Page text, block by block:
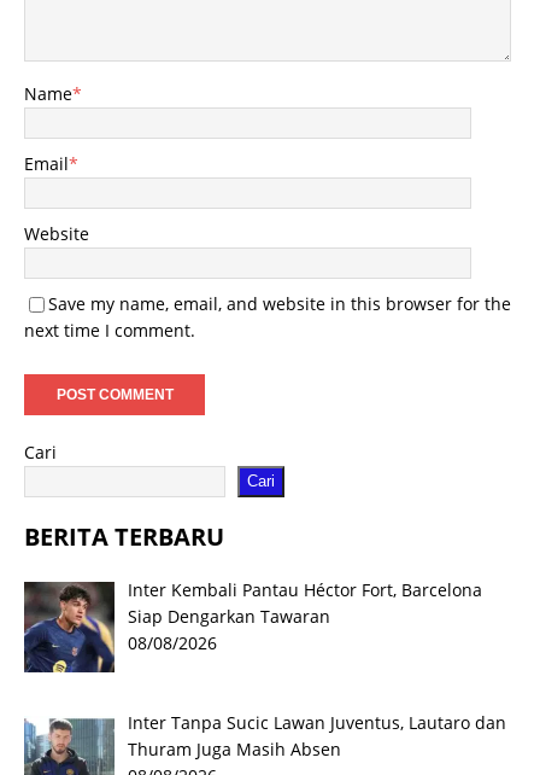
Name*
Email*
Website
Save my name, email, and website in this browser for the
next time I comment.
Cari
Cari
BERITA TERBARU
Inter Kembali Pantau Héctor Fort, Barcelona
Siap Dengarkan Tawaran
08/08/2026
Inter Tanpa Sucic Lawan Juventus, Lautaro dan
Thuram Juga Masih Absen